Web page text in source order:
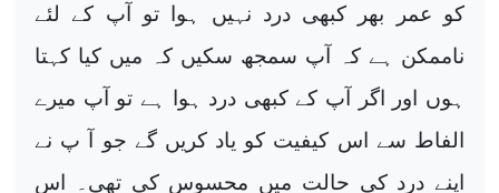
کو عمر بھر کبھی درد نہیں ہوا تو آپ کے لئے
ناممکن ہے کہ آپ سمجھ سکیں کہ میں کیا کہتا
ہوں اور اگر آپ کے کبھی درد ہوا ہے تو آپ میرے
الفاط سے اس کیفیت کو یاد کریں گے جو آ پ نے
اپنے درد کی حالت میں محسوس کی تھی۔ اس